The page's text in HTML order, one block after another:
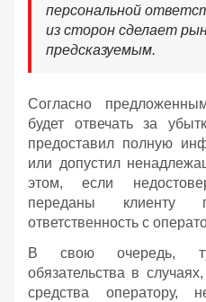
персональной
из сторон сделает
предсказуемым.
Согласно
будет отвечать за
предоставил полную
или допустил
этом, если
переданы клиенту
ответственность с
В свою очередь,
обязательства в
средства оператору,